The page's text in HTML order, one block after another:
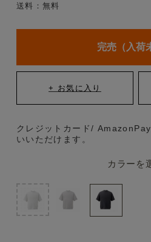
送料：無料
カラーを
完売（入荷
クレジットカード/
いいただけます。